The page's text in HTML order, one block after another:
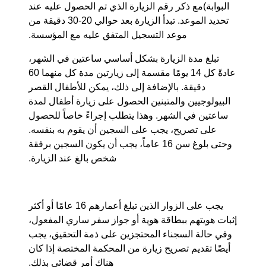
البوابة)مع ذكر رقم الزيارة الذي تم الحصول عليه عند
تحديد الموعد. تبدأ الزيارة بعد حوالي 20-30 دقيقة من
موعد التسجيل المتفق عليه مع المؤسسة.
تبلغ مدة الزيارة بشكل أساسي ساعتين في الشهر،
عادةً كل 14 يومًا مقسمة إلى زيارتين مدة كل منهما 60
دقيقة. بالإضافة إلى ذلك، يمكن للأطفال القصر
البيولوجيين والمتبنين الحصول على زيارة أطفال لمدة
ساعتين في الشهر. وهذا يتطلب إجراءً خاصاً للحصول
على تصريح، يجب على السجين أن يقوم به بنفسه.
وحتى بلوغ سن 16 عاماً، يجب أن يكون السجين برفقة
شخص بالغ عند الزيارة.
يجب على الزوار الذين تبلغ أعمارهم 16 عامًا أو أكثر
إثبات هويتهم ببطاقة هوية أو جواز سفر ساري المفعول،
وفي حالة السجناء المحتجزين على ذمة التحقيق، يجب
أيضًا تقديم تصريح زيارة من المحكمة المختصة إذا كان
هناك أمر قضائي بذلك.